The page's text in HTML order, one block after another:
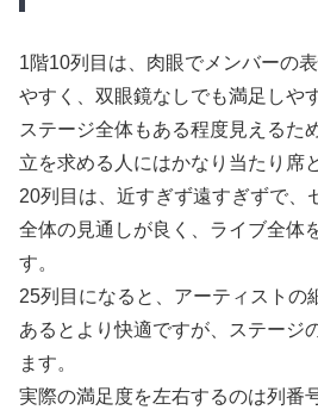
1階10列目は、肉眼でメンバーの
やすく、双眼鏡なしでも満足しや
ステージ全体もある程度見えるた
立を求める人にはかなり当たり席
20列目は、近すぎず遠すぎずで、
全体の見通しが良く、ライブ全体
す。
25列目になると、アーティストの
あるとより快適ですが、ステージ
ます。
実際の満足度を左右するのは列番